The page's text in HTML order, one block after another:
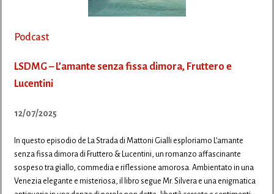
Podcast
LSDMG – L’amante senza fissa dimora, Fruttero e
Lucentini
12/07/2025
In questo episodio de La Strada di Mattoni Gialli esploriamo L’amante
senza fissa dimora di Fruttero & Lucentini, un romanzo affascinante
sospeso tra giallo, commedia e riflessione amorosa. Ambientato in una
Venezia elegante e misteriosa, il libro segue Mr. Silvera e una enigmatica